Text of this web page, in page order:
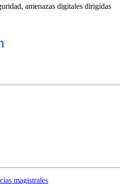
amenazas digitales dirigidas
magistrales